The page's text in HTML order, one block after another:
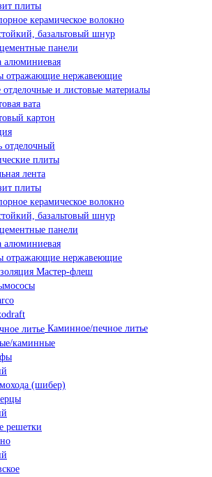
плиты
керамическое волокно
базальтовый шнур
панели
алюминиевая
отражающие нержавеющие
и листовые материалы
вата
картон
отделочный
плиты
лента
плиты
керамическое волокно
базальтовый шнур
панели
алюминиевая
отражающие нержавеющие
Мастер-флеш
Каминное/печное литье
каминные
(шибер)
решетки